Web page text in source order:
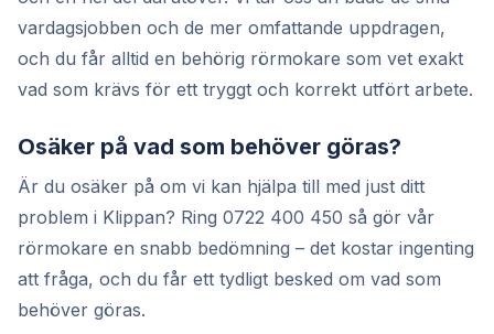
vardagsjobben och de mer omfattande uppdragen,
och du får alltid en behörig rörmokare som vet exakt
vad som krävs för ett tryggt och korrekt utfört arbete.
Osäker på vad som behöver göras?
Är du osäker på om vi kan hjälpa till med just ditt
problem i Klippan? Ring 0722 400 450 så gör vår
rörmokare en snabb bedömning – det kostar ingenting
att fråga, och du får ett tydligt besked om vad som
behöver göras.